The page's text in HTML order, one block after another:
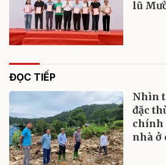
lũ
ĐỌC TIẾP
Nhìn
đặc
chính
nhà ở